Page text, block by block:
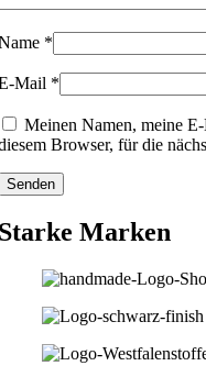
*
Mail *
Meinen Namen, meine
Browser, für die
Marken